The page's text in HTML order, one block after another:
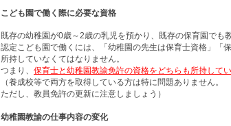
こども園で働く際に必要な資格
既存の幼稚園が0歳～2歳の乳児を預かり、既存の保育園でも
認定こども園で働くには、「幼稚園の先生は保育士資格」「
所持していなくてはなりません。
つまり、 保育士と幼稚園教諭免許の資格をどちらも所持して
（養成校等で両方を取得している方は特に問題ありません。
ただし、教員免許の更新に注意しましょう）
幼稚園教諭の仕事内容の変化